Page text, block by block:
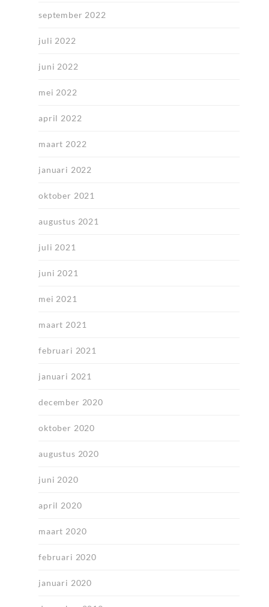
september 2022
juli 2022
juni 2022
mei 2022
april 2022
maart 2022
januari 2022
oktober 2021
augustus 2021
juli 2021
juni 2021
mei 2021
maart 2021
februari 2021
januari 2021
december 2020
oktober 2020
augustus 2020
juni 2020
april 2020
maart 2020
februari 2020
januari 2020